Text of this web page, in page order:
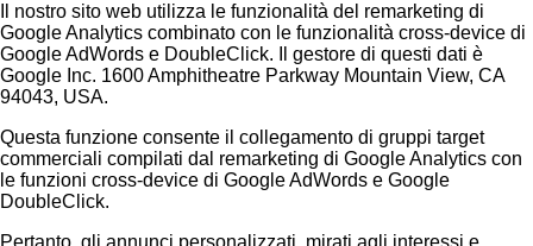
Il nostro sito web utilizza le funzionalità del remarketing di
Google Analytics combinato con le funzionalità cross-device di
Google AdWords e DoubleClick. Il gestore di questi dati è
Google Inc. 1600 Amphitheatre Parkway Mountain View, CA
94043, USA.
Questa funzione consente il collegamento di gruppi target
commerciali compilati dal remarketing di Google Analytics con
le funzioni cross-device di Google AdWords e Google
DoubleClick.
Pertanto, gli annunci personalizzati, mirati agli interessi e